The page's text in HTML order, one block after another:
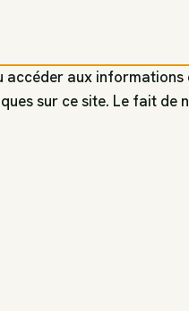
aux
sur ce site. Le fait de